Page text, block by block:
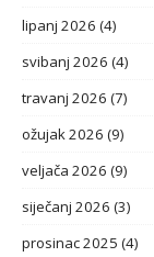
lipanj 2026 (4)
svibanj 2026 (4)
travanj 2026 (7)
ožujak 2026 (9)
veljača 2026 (9)
siječanj 2026 (3)
prosinac 2025 (4)